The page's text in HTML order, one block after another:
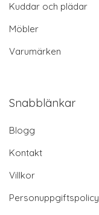
Kuddar och plädar
Möbler
Varumärken
Snabblänkar
Blogg
Kontakt
Villkor
Personuppgiftspolicy